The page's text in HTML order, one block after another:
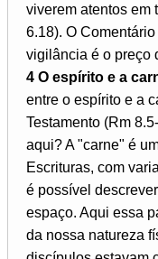
viverem atentos em
6.18). O
vigilância é o preço
4 O espírito e a
entre o espírito e a
Testamento (Rm
aqui? A "carne" é
Escrituras, com
é possível
espaço. Aqui essa
da nossa natureza